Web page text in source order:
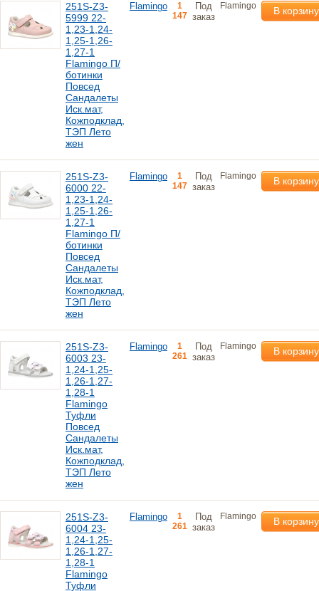
251S-Z3-
5999 22-
1,23-1,24-
1,25-1,26-
1,27-1
Flamingo П/
ботинки
Повсед
Сандалеты
Иск.мат,
Кожподклад,
ТЭП Лето
жен
Flamingo
1
147
Под
заказ
Flamingo В корзину
251S-Z3-
6000 22-
1,23-1,24-
1,25-1,26-
1,27-1
Flamingo П/
ботинки
Повсед
Сандалеты
Иск.мат,
Кожподклад,
ТЭП Лето
жен
Flamingo
1
147
Под
заказ
Flamingo В корзину
251S-Z3-
6003 23-
1,24-1,25-
1,26-1,27-
1,28-1
Flamingo
Туфли
Повсед
Сандалеты
Иск.мат,
Кожподклад,
ТЭП Лето
жен
Flamingo
1
261
Под
заказ
Flamingo В корзину
251S-Z3-
6004 23-
1,24-1,25-
1,26-1,27-
1,28-1
Flamingo
Туфли
Flamingo
1
261
Под
заказ
Flamingo В корзину